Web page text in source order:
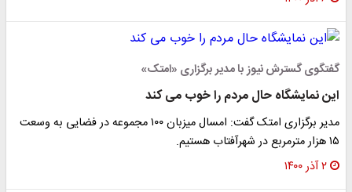
گفتگوی گسترش نیوز با مدیر برگزاری «امتک»
این نمایشگاه حال مردم را خوب می کند
مدیر برگزاری امتک گفت: امسال میزبان ۱۰۰ مجموعه در فضایی به وسعت
۲ آذر ۱۴۰۰